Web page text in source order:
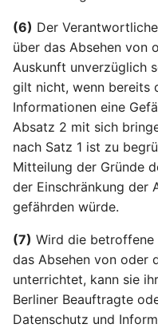
(6) Der
über das Absehen von
Auskunft unverzüglich
gilt nicht, wenn bereits
Informationen eine
Absatz 2 mit sich
nach Satz 1 ist zu
Mitteilung der Gründe
der Einschränkung der
gefährden würde.
(7) Wird die betroffene
das Absehen von oder
unterrichtet, kann sie
Berliner Beauftragte
Datenschutz und